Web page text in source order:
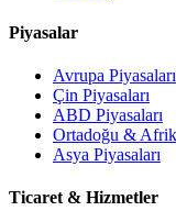
Piyasalar
Avrupa Piyasaları
Çin Piyasaları
ABD Piyasaları
Ortadoğu &
Asya Piyasaları
Ticaret & Hizmetler